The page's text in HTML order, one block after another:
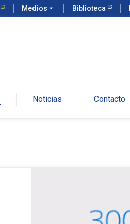
Medios arrow_drop_down Biblioteca
Noticias Contacto